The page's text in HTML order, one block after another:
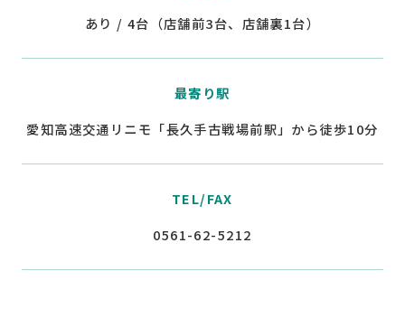
あり / 4台（店舗前3台、店舗裏1台）
最寄り駅
愛知高速交通リニモ「長久手古戦場前駅」から徒歩10分
TEL/FAX
0561-62-5212